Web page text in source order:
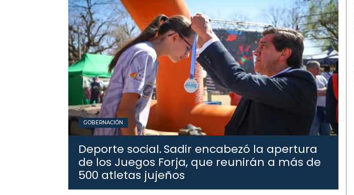
GOBERNACIÓN
Deporte social.Sadir encabezó la apertura
de los Juegos Forja, que reunirán a más de
500 atletas jujeños